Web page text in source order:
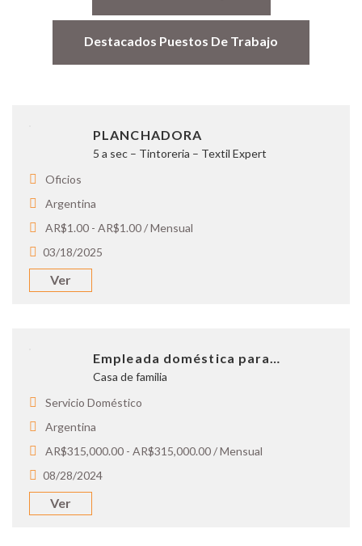
Destacados Puestos De Trabajo
PLANCHADORA
5 a sec – Tintoreria – Textil Expert
Oficios
Argentina
AR$1.00 - AR$1.00 / Mensual
03/18/2025
Ver
Empleada doméstica para…
Casa de familia
Servicio Doméstico
Argentina
AR$315,000.00 - AR$315,000.00 / Mensual
08/28/2024
Ver